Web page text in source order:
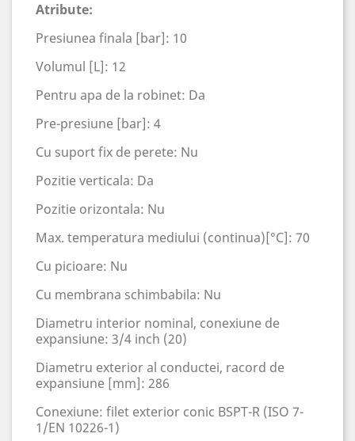
Atribute:
Presiunea finala [bar]: 10
Volumul [L]: 12
Pentru apa de la robinet: Da
Pre-presiune [bar]: 4
Cu suport fix de perete: Nu
Pozitie verticala: Da
Pozitie orizontala: Nu
Max. temperatura mediului (continua)[°C]: 70
Cu picioare: Nu
Cu membrana schimbabila: Nu
Diametru interior nominal, conexiune de
expansiune: 3/4 inch (20)
Diametru exterior al conductei, racord de
expansiune [mm]: 286
Conexiune: filet exterior conic BSPT-R (ISO 7-
1/EN 10226-1)